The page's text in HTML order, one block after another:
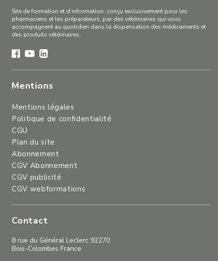
Site de formation et d’information, conçu exclusivement pour les
pharmaciens et les préparateurs, par des vétérinaires qui vous
accompagnent au quotidien dans la dispensation des médicaments et
des produits vétérinaires.
Mentions
Mentions légales
Politique de confidentialité
CGU
Plan du site
Abonnement
CGV Abonnement
CGV publicité
CGV webformations
Contact
8 rue du Général Leclerc 92270
Bois-Colombes France